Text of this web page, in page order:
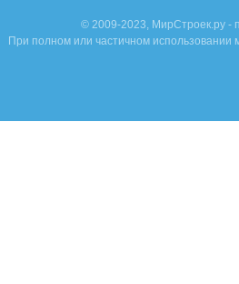
© 2009-2023, МирСтроек.ру -
При полном или частичном использовании